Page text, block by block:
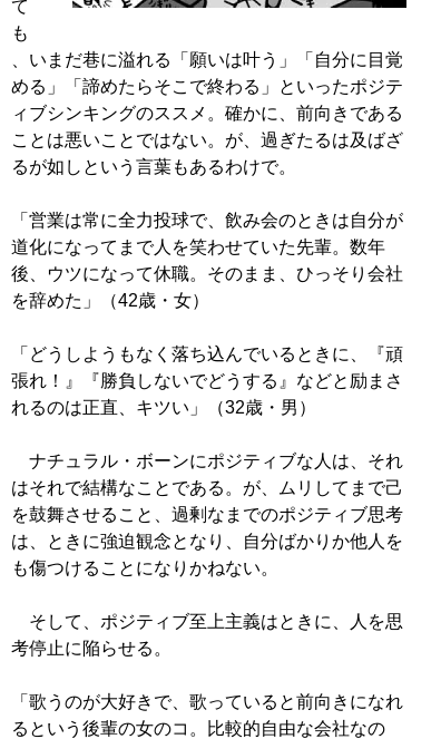
て
も
、いまだ巷に溢れる「願いは叶う」「自分に目覚
める」「諦めたらそこで終わる」といったポジテ
ィブシンキングのススメ。確かに、前向きである
ことは悪いことではない。が、過ぎたるは及ばざ
るが如しという言葉もあるわけで。
「営業は常に全力投球で、飲み会のときは自分が
道化になってまで人を笑わせていた先輩。数年
後、ウツになって休職。そのまま、ひっそり会社
を辞めた」（42歳・女）
「どうしようもなく落ち込んでいるときに、『頑
張れ！』『勝負しないでどうする』などと励まさ
れるのは正直、キツい」（32歳・男）
ナチュラル・ボーンにポジティブな人は、それ
はそれで結構なことである。が、ムリしてまで己
を鼓舞させること、過剰なまでのポジティブ思考
は、ときに強迫観念となり、自分ばかりか他人を
も傷つけることになりかねない。
そして、ポジティブ至上主義はときに、人を思
考停止に陥らせる。
「歌うのが大好きで、歌っていると前向きになれ
るという後輩の女のコ。比較的自由な会社なの